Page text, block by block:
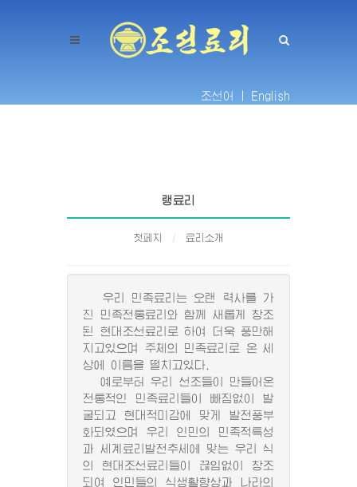
조선어 | English
랭료리
첫페지 료리소개
우리 민족료리는 오랜 력사를 가
진 민족전통료리와 함께 새롭게 창조
된 현대조선료리로 하여 더욱 풍만해
지고있으며 주체의 민족료리로 온 세
상에 이름을 떨치고있다.
예로부터 우리 선조들이 만들어온
전통적인 민족료리들이 빠짐없이 발
굴되고 현대적미감에 맞게 발전풍부
화되였으며 우리 인민의 민족적특성
과 세계료리발전추세에 맞는 우리 식
의 현대조선료리들이 끊임없이 창조
되여 인민들의 식생활향상과 나라의